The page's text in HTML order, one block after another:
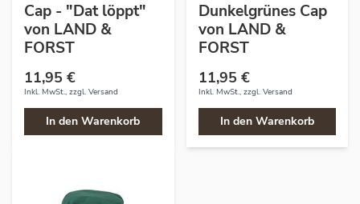
Cap - "Dat löppt"
von LAND &
FORST
11,95 €
Inkl. MwSt., zzgl. Versand
In den Warenkorb
Dunkelgrünes Cap
von LAND &
FORST
11,95 €
Inkl. MwSt., zzgl. Versand
In den Warenkorb